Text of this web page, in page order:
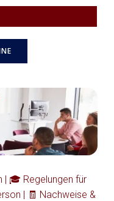
| 🎓 Regelungen für
| 🧾 Nachweise &